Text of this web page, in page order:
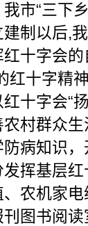
我市“三下
建制以后,
红十字会
红十字精
红十字会“
农村群众
防病知识
发挥基层
、农机家
刊图书阅